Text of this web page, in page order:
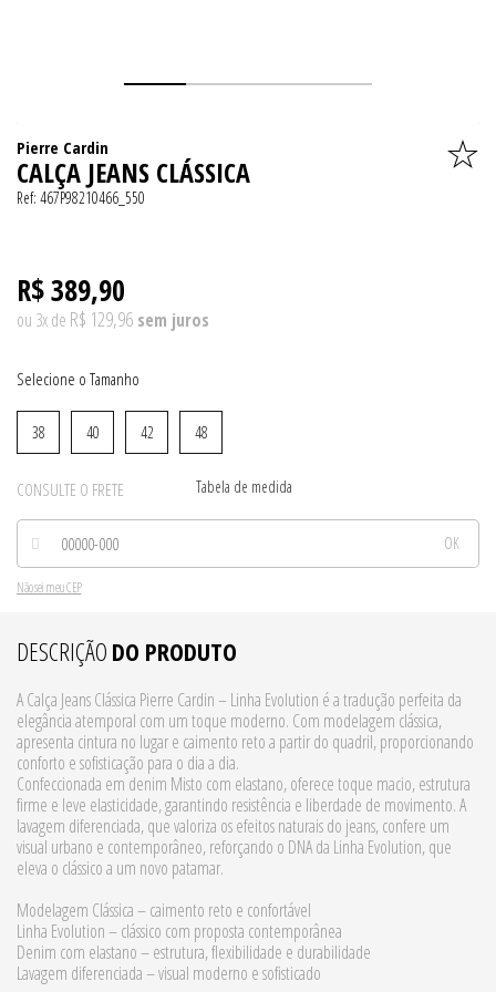
Pierre Cardin
CALÇA JEANS CLÁSSICA
Ref: 467P98210466_550
R$ 389,90
ou 3xde R$ 129,96
Tamanho
38 40 42 48
CONSULTE O FRETE Tabela de medida
Não sei meu CEP
DESCRIÇÃO DO PRODUTO
A Calça Jeans Clássica Pierre Cardin – Linha Evolution é a tradução perfeita da
elegância atemporal com um toque moderno. Com modelagem clássica,
apresenta cintura no lugar e caimento reto a partir do quadril, proporcionando
conforto e sofisticação para o dia a dia.
Confeccionada em denim Misto com elastano, oferece toque macio, estrutura
firme e leve elasticidade, garantindo resistência e liberdade de movimento. A
lavagem diferenciada, que valoriza os efeitos naturais do jeans, confere um
visual urbano e contemporâneo, reforçando o DNA da Linha Evolution, que
eleva o clássico a um novo patamar.
Modelagem Clássica – caimento reto e confortável
Linha Evolution – clássico com proposta contemporânea
Denim com elastano – estrutura, flexibilidade e durabilidade
Lavagem diferenciada – visual moderno e sofisticado